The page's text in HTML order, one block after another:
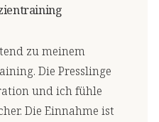
zu meinem
Die Presslinge
und ich fühle
Die Einnahme ist